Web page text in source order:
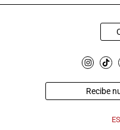
Recibe
ES